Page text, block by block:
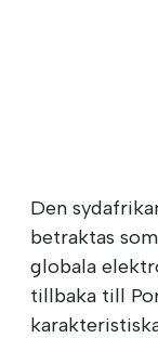
Den
betraktas
globala
tillbaka till